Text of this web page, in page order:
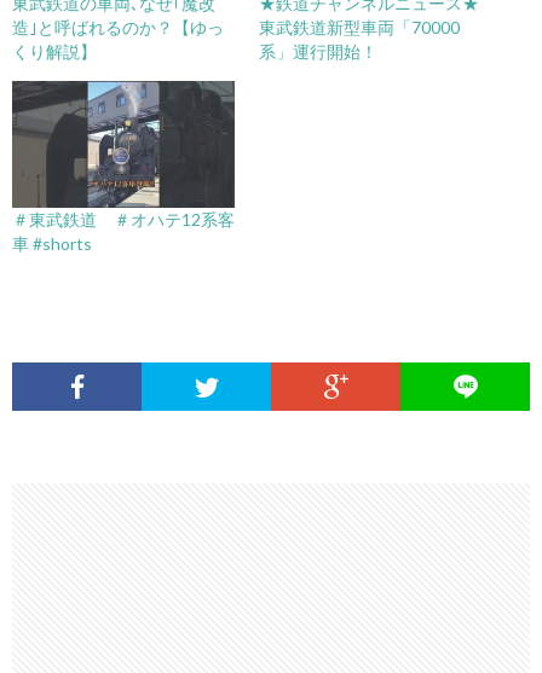
造｣と呼ばれるのか？【ゆっ
くり解説】
東武鉄道新型車両「70000
系」運行開始！
＃東武鉄道 ＃オハテ12系客
車 #shorts